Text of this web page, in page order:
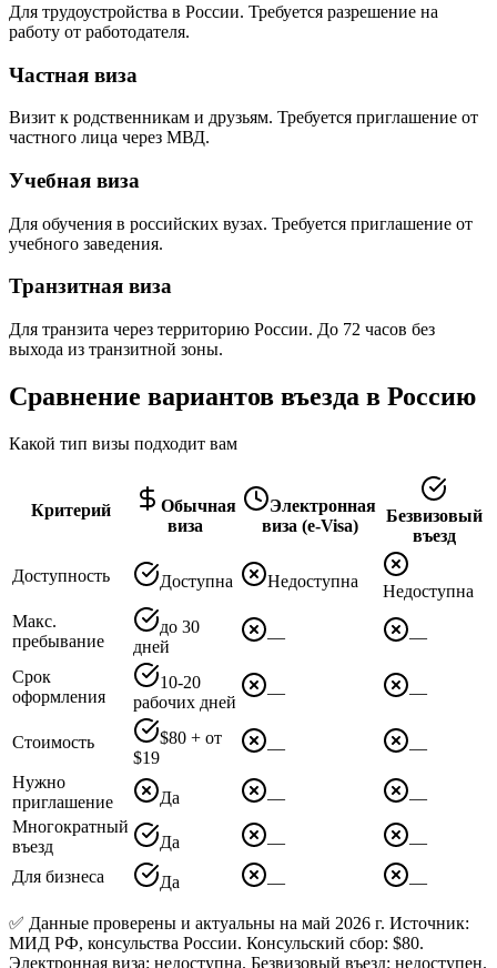
Для трудоустройства в России. Требуется разрешение на
работу от работодателя.
Частная виза
Визит к родственникам и друзьям. Требуется приглашение от
частного лица через МВД.
Учебная виза
Для обучения в российских вузах. Требуется приглашение от
учебного заведения.
Транзитная виза
Для транзита через территорию России. До 72 часов без
выхода из транзитной зоны.
Сравнение вариантов въезда в Россию
Какой тип визы подходит вам
Критерий
Обычная
виза
Электронная
виза (e-Visa)
Безвизовый
въезд
Доступность Доступна Недоступна
Недоступна
Макс.
пребывание
до 30
дней
— —
Срок
оформления
10-20
рабочих дней
— —
Стоимость
$80 + от
$19
—
—
Нужно
приглашение
Да —
—
Многократный
въезд
Да —
—
Для бизнеса
Да — —
✅ Данные проверены и актуальны на май 2026 г. Источник:
МИД РФ, консульства России. Консульский сбор: $80.
Электронная виза: недоступна. Безвизовый въезд: недоступен.